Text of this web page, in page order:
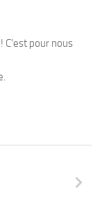
C’est pour nous